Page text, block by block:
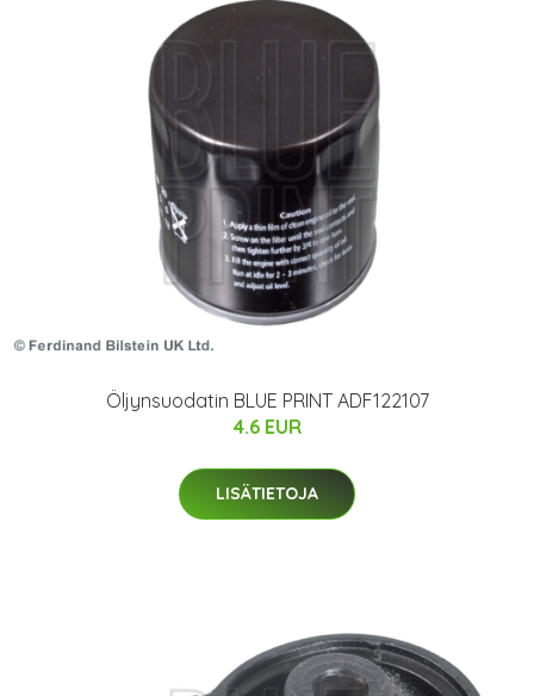
Öljynsuodatin BLUE PRINT ADF122107
4.6 EUR
LISÄTIETOJA